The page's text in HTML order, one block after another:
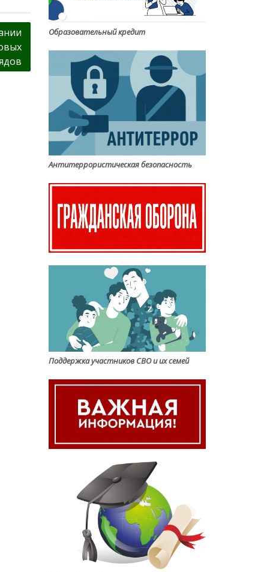
Образовательный кредит
Антитеррористическая безопасность
Поддержка участников СВО и их семей